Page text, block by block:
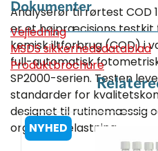
Analyserør til rørtest COD
er et højpræcisions testkit
kemisk iltforbrug (COD) i
full-automatisk
SP2000-serien. Testen
standarder for
designet til rutinemæssig
organisk belastning.
Dokumenter
Vejledning
MSDS sikkerhedsdatablad
Produktbrochure
NYHED